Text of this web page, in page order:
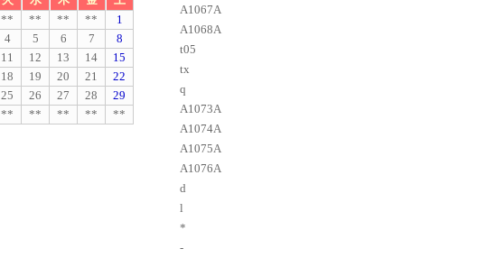
A1067A
A1068A
t05
tx
q
A1073A
A1074A
A1075A
A1076A
d
l
*
-
** ** ** **
1
4 5 6 7
8
11 12 13 14
15
18 19 20 21
22
25 26 27 28
29
** ** ** ** **